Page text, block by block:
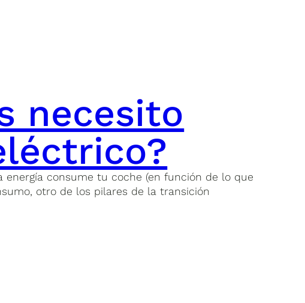
necesito
consume tu coche (en función de lo que
otro de los pilares de la transición